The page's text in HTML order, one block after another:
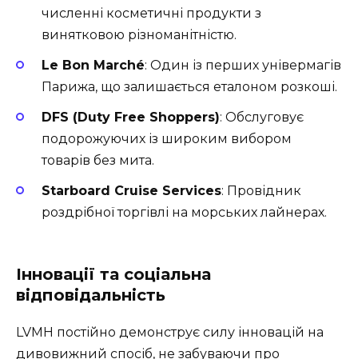
численні косметичні продукти з
винятковою різноманітністю.
Le Bon Marché: Один із перших універмагів
Парижа, що залишається еталоном розкоші.
DFS (Duty Free Shoppers): Обслуговує
подорожуючих із широким вибором
товарів без мита.
Starboard Cruise Services: Провідник
роздрібної торгівлі на морських лайнерах.
Інновації та соціальна
відповідальність
LVMH постійно демонструє силу інновацій на
дивовижний спосіб, не забуваючи про